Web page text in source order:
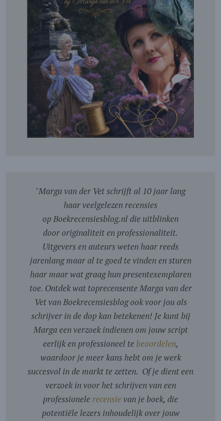
"Marga van der Vet schrijft al 10 jaar lang
haar veelgelezen recensies
op Boekrecensiesblog.nl die uitblinken
door originaliteit en professionaliteit.
Uitgevers en auteurs weten haar reeds
jarenlang maar al te goed te vinden en sturen
haar maar wat graag hun presentexemplaren
toe. Ontdek wat toprecensente Marga van der
Vet van Boekrecensiesblog ook voor jou als
schrijver in de dop kan betekenen! Je kunt bij
Marga een verzoek indienen om jouw script
eerlijk en professioneel te beoordelen,
waardoor je meer kans hebt om je werk
succesvol in de markt te zetten. Of je dient een
verzoek in voor het schrijven van een
professionele recensievan je boek, die
potentiële lezers inhoudelijk over jouw